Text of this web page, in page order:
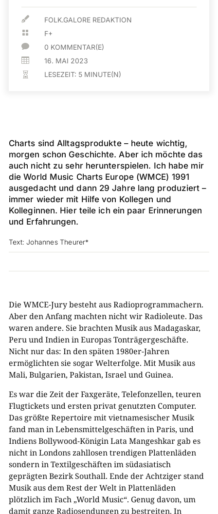
 FOLK.GALORE REDAKTION
 F+
 0 KOMMENTAR(E)
 16. MAI 2023
 LESEZEIT: 5 MINUTE(N)
Charts sind Alltagsprodukte – heute wichtig,
morgen schon Geschichte. Aber ich möchte das
auch nicht zu sehr herunterspielen. Ich habe mir
die World Music Charts Europe (WMCE) 1991
ausgedacht und dann 29 Jahre lang produziert –
immer wieder mit Hilfe von Kollegen und
Kolleginnen. Hier teile ich ein paar Erinnerungen
und Erfahrungen.
Text: Johannes Theurer*
Die WMCE-Jury besteht aus Radioprogrammachern.
Aber den Anfang machten nicht wir Radioleute. Das
waren andere. Sie brachten Musik aus Madagaskar,
Peru und Indien in Europas Tonträgergeschäfte.
Nicht nur das: In den späten 1980er-Jahren
ermöglichten sie sogar Welterfolge. Mit Musik aus
Mali, Bulgarien, Pakistan, Israel und Guinea.
Es war die Zeit der Faxgeräte, Telefonzellen, teuren
Flugtickets und ersten privat genutzten Computer.
Das größte Repertoire mit vietnamesischer Musik
fand man in Lebensmittelgeschäften in Paris, und
Indiens Bollywood-Königin Lata Mangeshkar gab es
nicht in Londons zahllosen trendigen Plattenläden
sondern in Textilgeschäften im südasiatisch
geprägten Bezirk Southall. Ende der Achtziger stand
Musik aus dem Rest der Welt in Plattenläden
plötzlich im Fach „World Music“. Genug davon, um
damit ganze Radiosendungen zu bestreiten. In